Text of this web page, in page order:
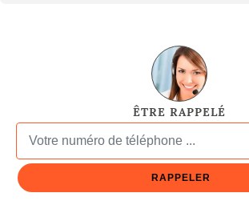
ÊTRE RAPPELÉ